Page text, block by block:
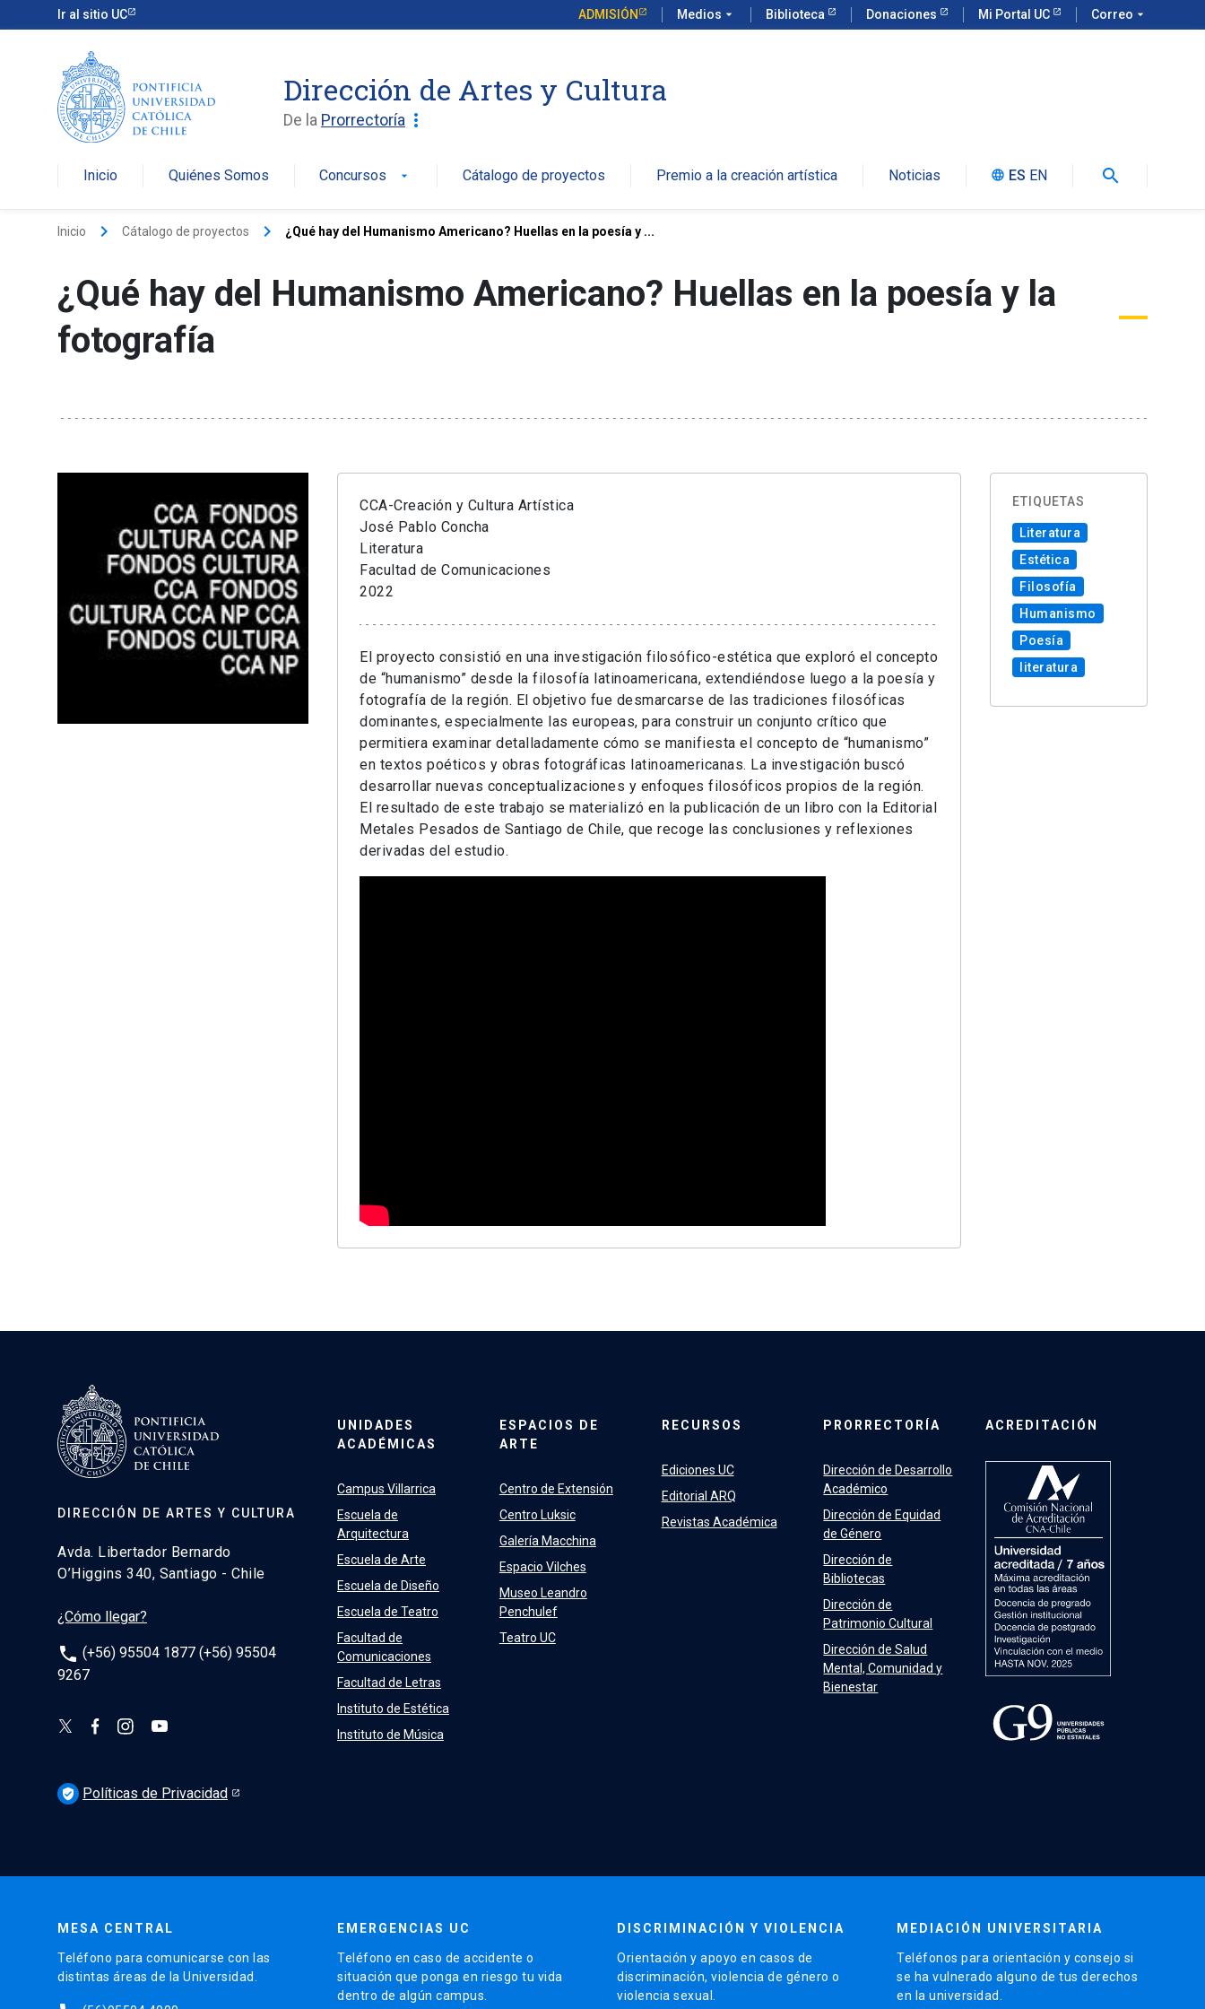
Ir al sitio UC ADMISIÓN Medios arrow_drop_down Biblioteca Donaciones Mi Portal UC Correo arrow_drop_down
Dirección de Artes y Cultura
De la Prorrectoría more_vert
Inicio Quiénes Somos Concursos arrow_drop_down Cátalogo de proyectos Premio a la creación artística Noticias language ES EN search
Inicio keyboard_arrow_right Cátalogo de proyectos keyboard_arrow_right ¿Qué hay del Humanismo Americano? Huellas en la poesía y ...
¿Qué hay del Humanismo Americano? Huellas en la poesía y la
fotografía
CCA-Creación y Cultura Artística
José Pablo Concha
Literatura
Facultad de Comunicaciones
2022
El proyecto consistió en una investigación filosófico-estética que exploró el concepto
de “humanismo” desde la filosofía latinoamericana, extendiéndose luego a la poesía y
fotografía de la región. El objetivo fue desmarcarse de las tradiciones filosóficas
dominantes, especialmente las europeas, para construir un conjunto crítico que
permitiera examinar detalladamente cómo se manifiesta el concepto de “humanismo”
en textos poéticos y obras fotográficas latinoamericanas. La investigación buscó
desarrollar nuevas conceptualizaciones y enfoques filosóficos propios de la región.
El resultado de este trabajo se materializó en la publicación de un libro con la Editorial
Metales Pesados de Santiago de Chile, que recoge las conclusiones y reflexiones
derivadas del estudio.
ETIQUETAS
Literatura
Estética
Filosofía
Humanismo
Poesía
literatura
DIRECCIÓN DE ARTES Y CULTURA
Avda. Libertador Bernardo
O’Higgins 340, Santiago - Chile
¿Cómo llegar?
phone (+56) 95504 1877 (+56) 95504
9267
UNIDADES
ACADÉMICAS
Campus Villarrica
Escuela de
Arquitectura
Escuela de Arte
Escuela de Diseño
Escuela de Teatro
Facultad de
Comunicaciones
Facultad de Letras
Instituto de Estética
Instituto de Música
ESPACIOS DE
ARTE
Centro de Extensión
Centro Luksic
Galería Macchina
Espacio Vilches
Museo Leandro
Penchulef
Teatro UC
RECURSOS
Ediciones UC
Editorial ARQ
Revistas Académica
PRORRECTORÍA
Dirección de Desarrollo
Académico
Dirección de Equidad
de Género
Dirección de
Bibliotecas
Dirección de
Patrimonio Cultural
Dirección de Salud
Mental, Comunidad y
Bienestar
ACREDITACIÓN
verified_user Políticas de Privacidad
MESA CENTRAL
Teléfono para comunicarse con las
distintas áreas de la Universidad.
EMERGENCIAS UC
Teléfono en caso de accidente o
situación que ponga en riesgo tu vida
dentro de algún campus.
DISCRIMINACIÓN Y VIOLENCIA
Orientación y apoyo en casos de
discriminación, violencia de género o
violencia sexual.
MEDIACIÓN UNIVERSITARIA
Teléfonos para orientación y consejo si
se ha vulnerado alguno de tus derechos
en la universidad.